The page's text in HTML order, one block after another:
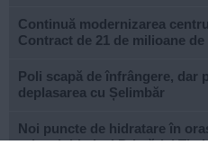
Continuă modernizarea
Contract de 21 de milioane
Poli scapă de înfrângere, dar
deplasarea cu Șelimbăr
Noi puncte de hidratare în
privat inițiativei Primăriei